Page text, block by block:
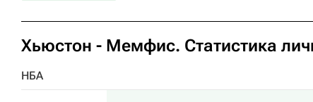
Хьюстон - Мемфис. Статистика
НБА